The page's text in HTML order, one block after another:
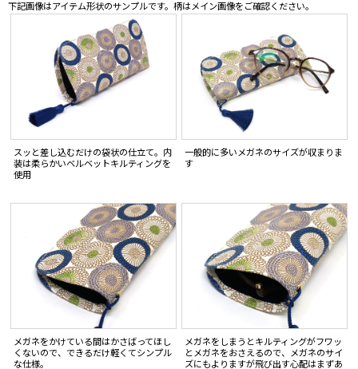
下記画像はアイテム形状のサンプルです。柄はメイン画像をご確認ください。
スッと差し込むだけの袋状の仕立て。内
装は柔らかいベルベットキルティングを
使用
一般的に多いメガネのサイズが収まりま
す
メガネをかけている間はかさばってほし
くないので、できるだけ軽くてシンプル
な仕様。
メガネをしまうとキルティングがフワッ
とメガネをおさえるので、メガネのサイ
ズにもよりますが飛び出す心配はまずあ